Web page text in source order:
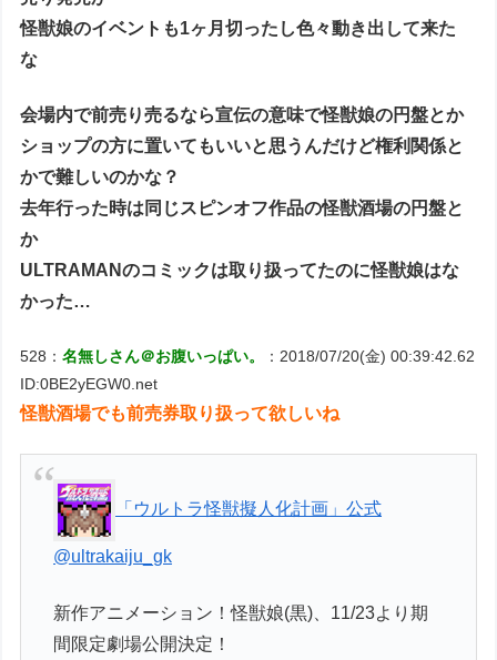
怪獣娘のイベントも1ヶ月切ったし色々動き出して来た
な
会場内で前売り売るなら宣伝の意味で怪獣娘の円盤とか
ショップの方に置いてもいいと思うんだけど権利関係と
かで難しいのかな？
去年行った時は同じスピンオフ作品の怪獣酒場の円盤と
か
ULTRAMANのコミックは取り扱ってたのに怪獣娘はな
かった…
528：名無しさん＠お腹いっぱい。
：2018/07/20(金) 00:39:42.62
ID:0BE2yEGW0.net
怪獣酒場でも前売券取り扱って欲しいね
「ウルトラ怪獣擬人化計画」公式
@ultrakaiju_gk
新作アニメーション！怪獣娘(黒)、11/23より期
間限定劇場公開決定！